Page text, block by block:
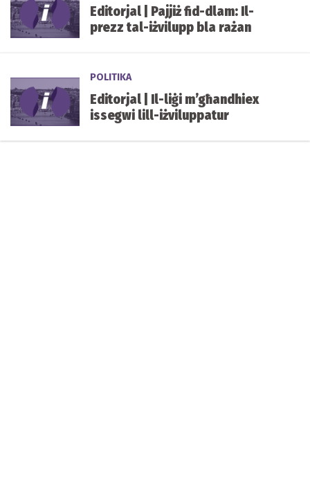
Editorjal | Pajjiż fid-dlam: Il-
prezz tal-iżvilupp bla rażan
POLITIKA
Editorjal | Il-liġi m’għandhiex
issegwi lill-iżviluppatur